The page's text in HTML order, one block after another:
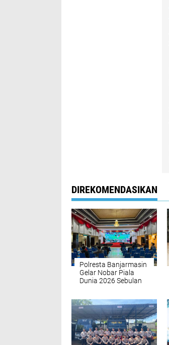
DIREKOMENDASIKAN
Polresta Banjarmasin
Gelar Nobar Piala
Dunia 2026 Sebulan
Sehat